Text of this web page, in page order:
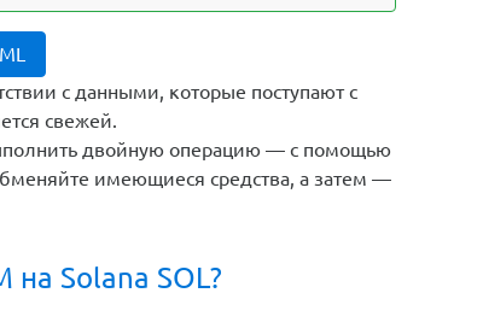
с данными, которые поступают с
свежей.
двойную операцию — с помощью
имеющиеся средства, а затем —
Solana SOL?